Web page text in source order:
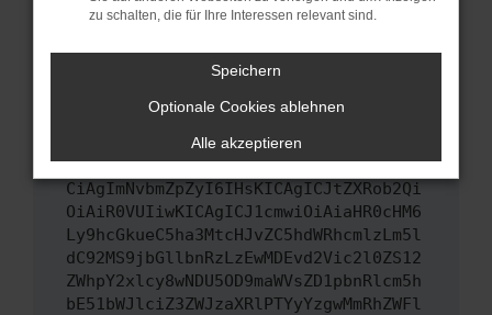
Wenn du alle oben genannten Schritte versucht
versuchen, das Problem zu beheben. Du kannst
Fehlersuche zu unterstützen:
ewogICJuYW1lIjogIk5ldHdvcmtFcnJvciIs
CiAgImNvbmZpZyI6IHsKICAgICJtZXRob2Qi
OiAiR0VUIiwKICAgICJ1cmwiOiAiaHR0cHM6
Ly9hcGkueC5ha3MtcHJvZC5hdWRhcmlzLm5l
dC92MS9jbGllbnRzLzEwMDEvd2Vic2l0ZS12
ZWhpY2xlcy8wNDU5OD9maWVsZD1pbnRlcm5h
bE51bWJlciZ3ZWJzaXRlPTYyYzgwMmRhZWFl
zu schalten, die für Ihre Interessen relevant sind.
Speichern
Optionale Cookies ablehnen
Alle akzeptieren